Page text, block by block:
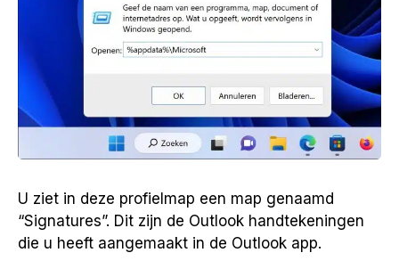
U ziet in deze profielmap een map genaamd
“Signatures”. Dit zijn de Outlook handtekeningen
die u heeft aangemaakt in de Outlook app.